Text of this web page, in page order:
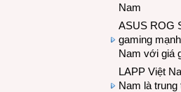
Nam
ASUS ROG
gaming
Nam với giá
LAPP Việt
Nam là trung